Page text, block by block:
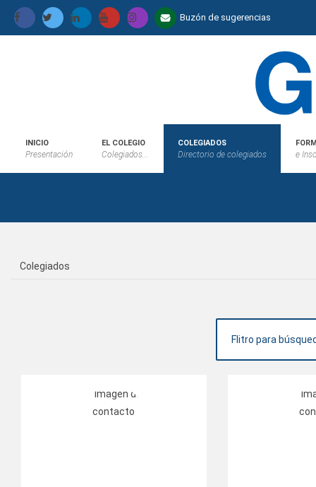
Buzón de sugerencias
INICIO
Presentación
EL COLEGIO
Colegiados...
COLEGIADOS
Directorio de colegiados e
Colegiados